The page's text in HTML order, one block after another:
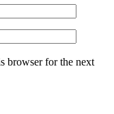
browser for the next